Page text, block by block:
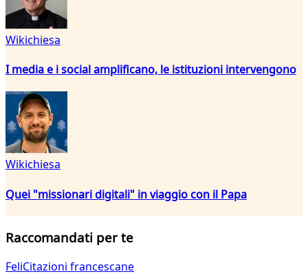
Wikichiesa
I media e i social amplificano, le istituzioni intervengono
Wikichiesa
Quei "missionari digitali" in viaggio con il Papa
Raccomandati per te
FeliCitazioni francescane